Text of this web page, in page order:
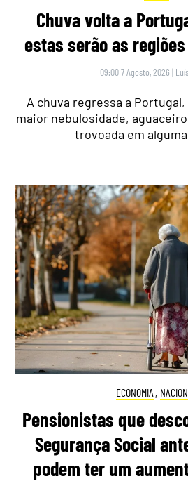
Chuva volta a
estas serão as
09:00 7 Agosto, 2026 |
A chuva regressa a
maior nebulosidade,
trovoada em
ECONOMIA ,
Pensionistas que
Segurança Social
podem ter um